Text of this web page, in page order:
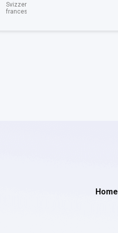
Svizzera
francese
Home